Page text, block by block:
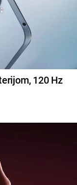
120 Hz